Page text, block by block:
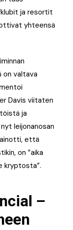
ja resortit
yhteensä
on valtava
Davis viitaten
ja
leijonanosan
että
on ”aika
kryptosta”.
–